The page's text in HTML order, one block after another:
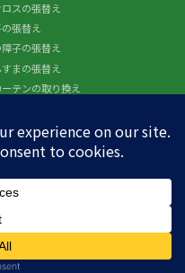
スの張替え
張替え
子の張替え
まの張替え
テンの取り換え
ラスフィルム施工
部町のガラスフィルム施工
のフローリングの張替え
メールでのお問い合わせ